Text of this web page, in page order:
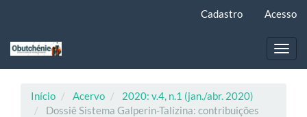
principal
Cadastro Acesso
Início Acervo
2020: v.4, n.1 (jan./abr. 2020)
Dossiê Sistema Galperin-Talízina: contribuições